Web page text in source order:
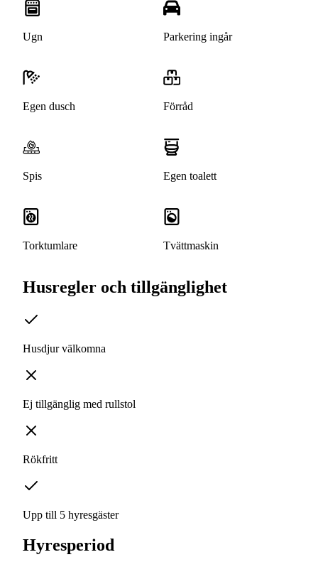
Ugn Parkering ingår
Egen dusch Förråd
Spis Egen toalett
Torktumlare Tvättmaskin
Husregler och tillgänglighet
Husdjur välkomna
Ej tillgänglig med rullstol
Rökfritt
Upp till 5 hyresgäster
Hyresperiod